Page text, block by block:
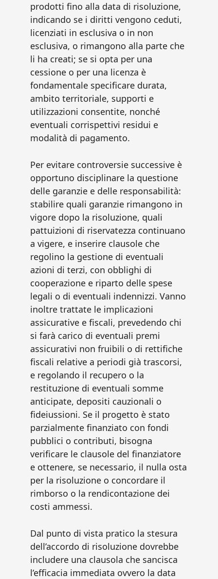
prodotti fino alla data di risoluzione,
indicando se i diritti vengono ceduti,
licenziati in esclusiva o in non
esclusiva, o rimangono alla parte che
li ha creati; se si opta per una
cessione o per una licenza è
fondamentale specificare durata,
ambito territoriale, supporti e
utilizzazioni consentite, nonché
eventuali corrispettivi residui e
modalità di pagamento.
Per evitare controversie successive è
opportuno disciplinare la questione
delle garanzie e delle responsabilità:
stabilire quali garanzie rimangono in
vigore dopo la risoluzione, quali
pattuizioni di riservatezza continuano
a vigere, e inserire clausole che
regolino la gestione di eventuali
azioni di terzi, con obblighi di
cooperazione e riparto delle spese
legali o di eventuali indennizzi. Vanno
inoltre trattate le implicazioni
assicurative e fiscali, prevedendo chi
si farà carico di eventuali premi
assicurativi non fruibili o di rettifiche
fiscali relative a periodi già trascorsi,
e regolando il recupero o la
restituzione di eventuali somme
anticipate, depositi cauzionali o
fideiussioni. Se il progetto è stato
parzialmente finanziato con fondi
pubblici o contributi, bisogna
verificare le clausole del finanziatore
e ottenere, se necessario, il nulla osta
per la risoluzione o concordare il
rimborso o la rendicontazione dei
costi ammessi.
Dal punto di vista pratico la stesura
dell’accordo di risoluzione dovrebbe
includere una clausola che sancisca
l’efficacia immediata ovvero la data